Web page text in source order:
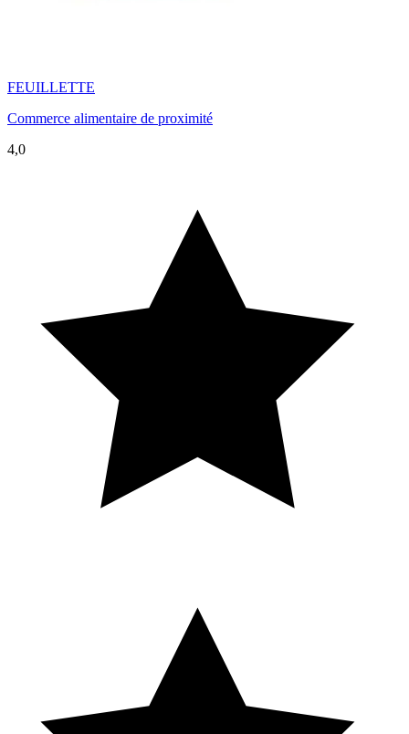
FEUILLETTE
Commerce alimentaire de proximité
4,0